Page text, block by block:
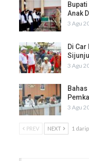
Anak
3 Agu
Di
3 Agu
3 Agu
PREV NEXT 1